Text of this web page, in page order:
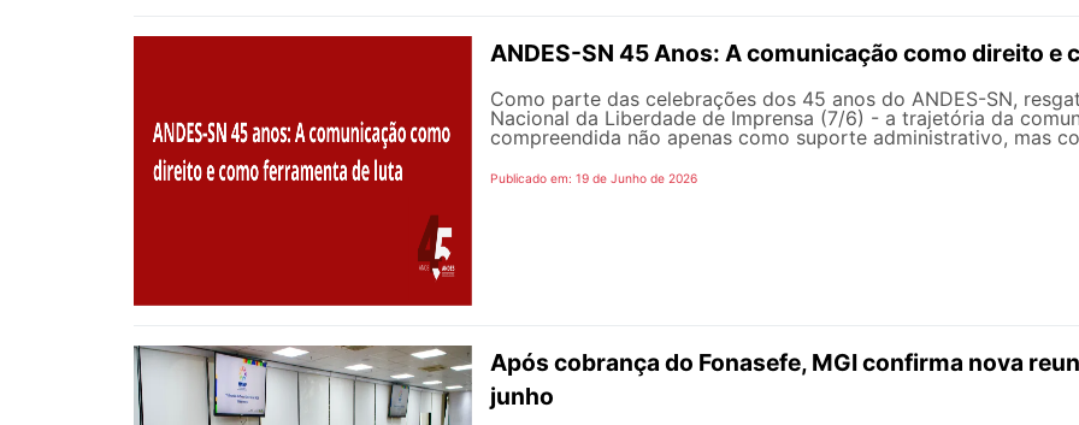
ANDES-SN 45 Anos: A comunicação como direito e
Como parte das celebrações dos 45 anos do ANDES-SN,
Nacional da Liberdade de Imprensa (7/6) - a trajetória da
compreendida não apenas como suporte administrativo, mas
Publicado em: 19 de Junho de 2026
Após cobrança do Fonasefe, MGI confirma nova
junho